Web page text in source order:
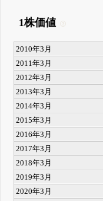
1株価値
2010年3月
2011年3月
2012年3月
2013年3月
2014年3月
2015年3月
2016年3月
2017年3月
2018年3月
2019年3月
2020年3月